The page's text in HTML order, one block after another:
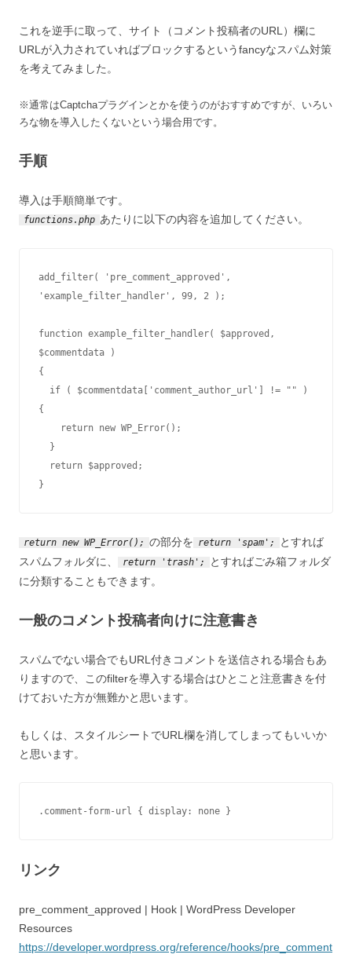
これを逆手に取って、サイト（コメント投稿者のURL）欄に
URLが入力されていればブロックするというfancyなスパム対策
を考えてみました。
※通常はCaptchaプラグインとかを使うのがおすすめですが、いろい
ろな物を導入したくないという場合用です。
手順
導入は手順簡単です。
functions.php あたりに以下の内容を追加してください。
add_filter( 'pre_comment_approved',
'example_filter_handler', 99, 2 );
function example_filter_handler( $approved,
$commentdata )
{
{
}
return new WP_Error(); の部分を return 'spam';
とすれば
スパムフォルダに、
return 'trash';
とすればごみ箱フォルダ
に分類することもできます。
一般のコメント投稿者向けに注意書き
スパムでない場合でもURL付きコメントを送信される場合もあ
りますので、このfilterを導入する場合はひとこと注意書きを付
けておいた方が無難かと思います。
もしくは、スタイルシートでURL欄を消してしまってもいいか
と思います。
.comment-form-url { display: none }
リンク
pre_comment_approved | Hook | WordPress Developer
Resources
https://developer.wordpress.org/reference/hooks/pre_comment